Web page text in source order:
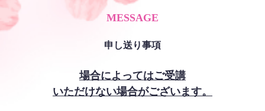
MESSAGE
申し送り事項
場合によってはご受講
いただけない場合がございます。